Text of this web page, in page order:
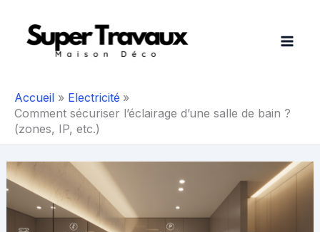
contenu
Accueil
Electricité
Comment sécuriser l’éclairage d’une salle de bain ?
(zones, IP, etc.)